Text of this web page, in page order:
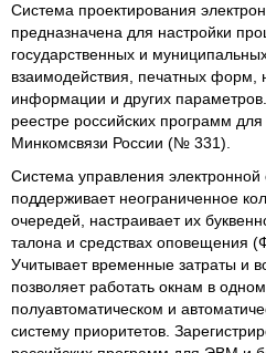
Система проектирования
предназначена для настройки
государственных и
взаимодействия, печатных форм,
информации и других
реестре российских программ
Минкомсвязи России (№ 331).
Система управления
поддерживает неограниченное
очередей, настраивает их
талона и средствах оповещения
Учитывает временные затраты и
позволяет работать окнам в
полуавтоматическом и
систему приоритетов.